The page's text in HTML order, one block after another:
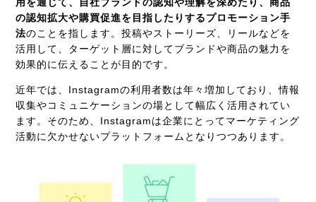
の認知拡大や購買促進を目指したりするプロモーション手
法のことを指します。投稿やストーリーズ、リールなどを
活用して、ターゲット層に対してブランドや商品の魅力を
効果的に伝えることが目的です。
近年では、 Instagramの利用者数は年々増加しており、情報
収集やコミュニケーションの場として幅広く活用されてい
ます。そのため、 Instagramは企業にとってマーケティング
活動に欠かせないプラットフォームとなりつつあります。